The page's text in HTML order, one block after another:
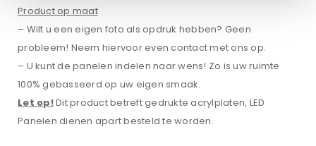
Product op maat
– Wilt u een eigen foto als opdruk hebben? Geen
probleem! Neem hiervoor even contact met ons op.
– U kunt de panelen indelen naar wens! Zo is uw ruimte
100% gebasseerd op uw eigen smaak.
Let op!Dit product betreft gedrukte acrylplaten, LED
Panelen dienen apart besteld te worden.